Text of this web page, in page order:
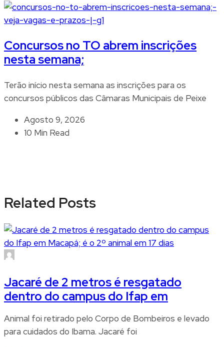
Concursos no TO abrem inscrições
nesta semana;
Terão início nesta semana as inscrições para os
concursos públicos das Câmaras Municipais de Peixe
Agosto 9, 2026
10 Min Read
Related Posts
Jacaré de 2 metros é resgatado
dentro do campus do Ifap em
Animal foi retirado pelo Corpo de Bombeiros e levado
para cuidados do Ibama. Jacaré foi